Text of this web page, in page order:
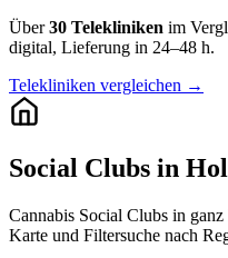
Über30 Telekliniken im
digital, Lieferung in 24–48 h.
Telekliniken vergleichen →
Social Clubs in
Cannabis Social Clubs in
Karte und Filtersuche nach